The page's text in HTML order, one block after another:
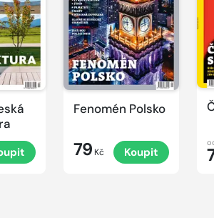
Fenomén Polsko
79 Kč Koupit